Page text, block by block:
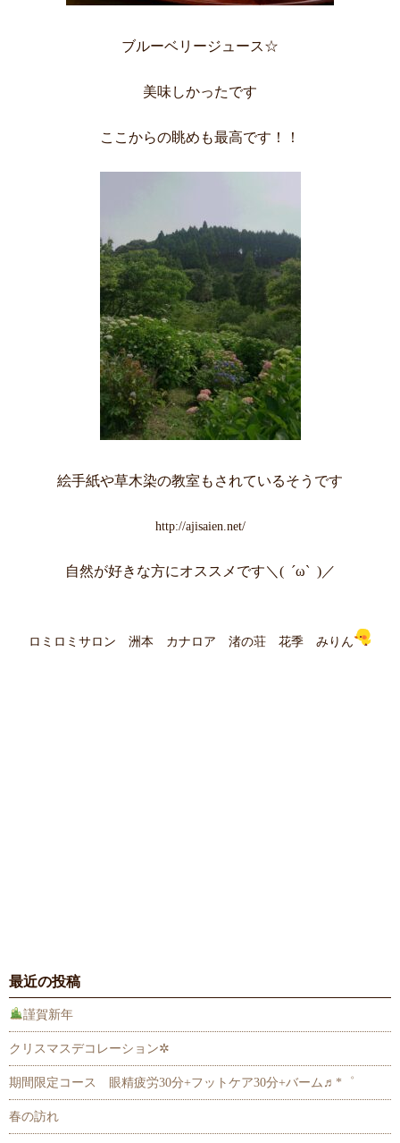
ブルーベリージュース☆
美味しかったです
ここからの眺めも最高です！！
絵手紙や草木染の教室もされているそうです
http://ajisaien.net/
自然が好きな方にオススメです＼( ´ω` )／
ロミロミサロン 洲本 カナロア 渚の荘 花季 みりん
最近の投稿
謹賀新年
クリスマスデコレーション✲
期間限定コース 眼精疲労30分+フットケア30分+バーム♬*゜
春の訪れ